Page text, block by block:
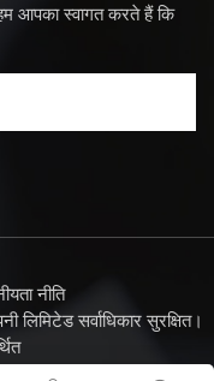
आपका स्वागत करते हैं कि
नीति
सर्वाधिकार सुरक्षित।